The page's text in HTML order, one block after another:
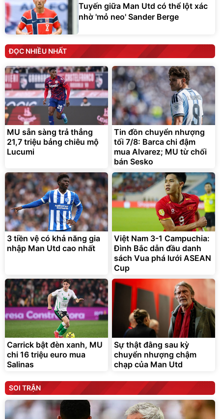
Tuyến giữa Man Utd có thể lột xác
nhờ 'mỏ neo' Sander Berge
ĐỌC NHIỀU NHẤT
MU sẵn sàng trả thẳng
21,7 triệu bảng chiêu mộ
Lucumi
Tin đồn chuyển nhượng
tối 7/8: Barca chi đậm
mua Alvarez; MU từ chối
bán Sesko
3 tiền vệ có khả năng gia
nhập Man Utd cao nhất
Việt Nam 3-1 Campuchia:
Đình Bắc dẫn đầu danh
sách Vua phá lưới ASEAN
Cup
Carrick bật đèn xanh, MU
chi 16 triệu euro mua
Salinas
Sự thật đằng sau kỳ
chuyển nhượng chậm
chạp của Man Utd
SOI TRẬN